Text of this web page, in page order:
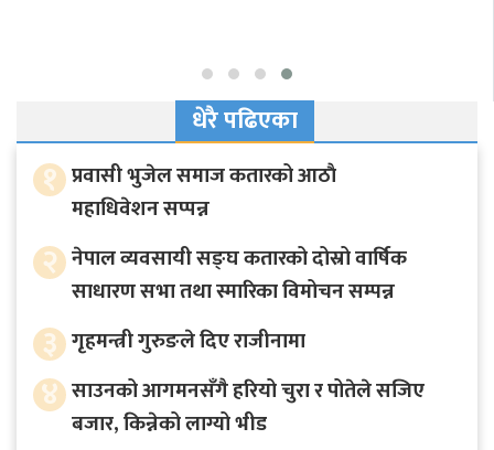
धेरै पढिएका
१ प्रवासी भुजेल समाज कतारको आठाै
महाधिवेशन सप्पन्न
२ नेपाल व्यवसायी सङ्घ कतारको दोस्रो वार्षिक
साधारण सभा तथा स्मारिका विमोचन सम्पन्न
३ गृहमन्त्री गुरुङले दिए राजीनामा
४ साउनको आगमनसँगै हरियो चुरा र पोतेले सजिए
बजार, किन्नेको लाग्यो भीड